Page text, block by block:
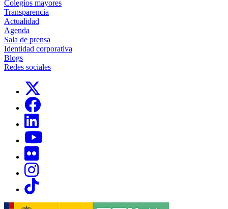
Colegios mayores
Transparencia
Actualidad
Agenda
Sala de prensa
Identidad corporativa
Blogs
Redes sociales
Links, Opens in this window
Links, Opens in this window
Links, Opens in this window
Links, Opens in this window
Links, Opens in this window